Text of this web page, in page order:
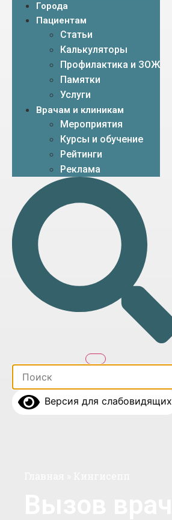
Города
Пациентам
Статьи
Калькуляторы
Профилактика и ЗОЖ
Памятки
Услуги
Врачам и клиникам
Мероприятия
Курсы и обучение
Рейтинги
Реклама
Версия для слабовидящих